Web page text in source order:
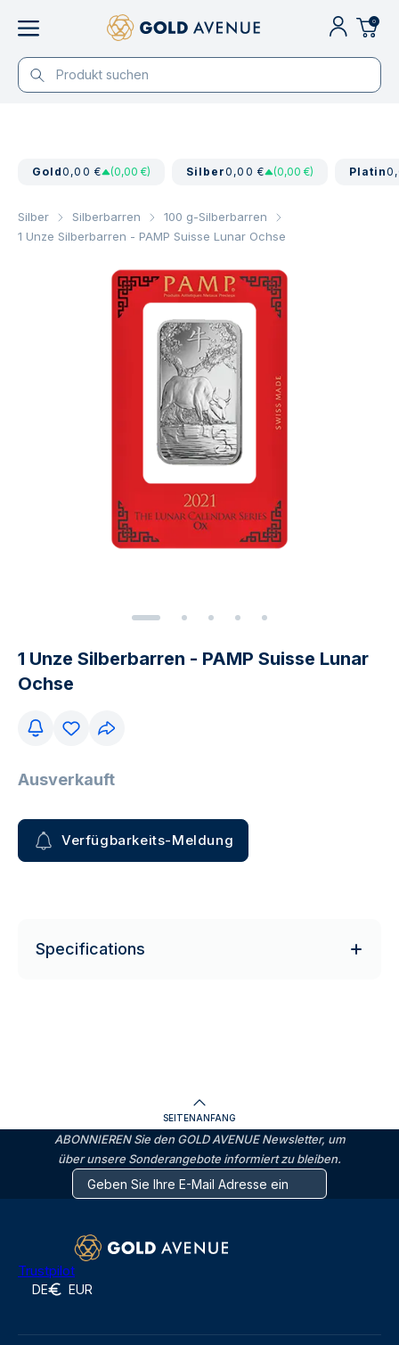
0
Gold0,00 € (0,00 €) Silber0,00 € (0,00 €) Platin
Silber Silberbarren
100 g-Silberbarren
1 Unze Silberbarren - PAMP Suisse Lunar Ochse
1 Unze Silberbarren - PAMP Suisse Lunar
Ochse
Ausverkauft
Verfügbarkeits-Meldung
Specifications
SEITENANFANG
ABONNIEREN Sie den GOLD AVENUE Newsletter, um
über unsere Sonderangebote informiert zu bleiben.
Trustpilot
DE EUR